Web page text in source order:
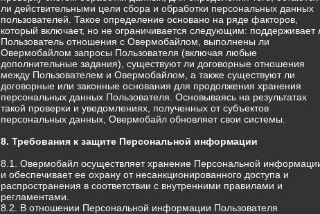
ли действительными цели сбора и обработки персональных данных
пользователей. Такое определение основано на ряде факторов,
который включает, но не ограничивается следующим: поддерживает
Пользователь отношения с Овермобайлом, выполнены ли
Овермобайлом запросы Пользователя (включая любые
дополнительные задания), существуют ли договорные отношения
между Пользователем и Овермобайлом, а также существуют ли
договорные или законные основания для продолжения хранения
персональных данных Пользователя. Основываясь на результатах
такой проверки и уведомлениях, полученных от субъектов
персональных данных, Овермобайл обновляет свои системы.
8. Требования к защите Персональной информации
8.1. Овермобайл осуществляет хранение Персональной
и обеспечивает ее охрану от несанкционированного доступа и
распространения в соответствии с внутренними правилами и
регламентами.
8.2. В отношении Персональной информации Пользователя